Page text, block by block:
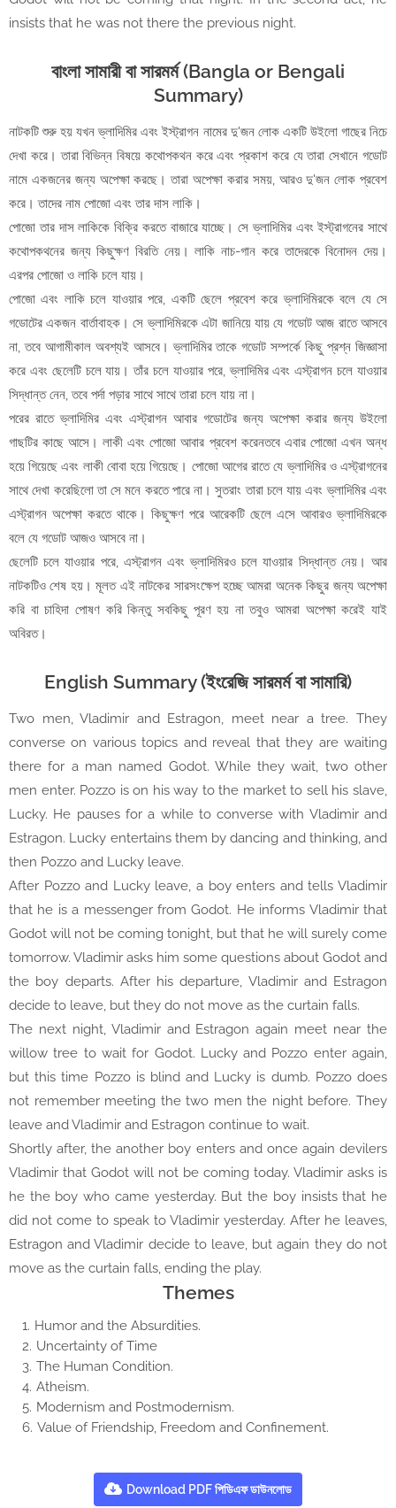
insists that he was not there the previous night.
বাংলা সামারী বা সারমর্ম (Bangla or Bengali
Summary)
নাটকটি শুরু হয় যখন ভ্লাদিমির এবং ইস্ট্রাগন নামের দু'জন লোক একটি উইলো গাছের নিচে
দেখা করে। তারা বিভিন্ন বিষয়ে কথোপকথন করে এবং প্রকাশ করে যে তারা সেখানে গডোট
নামে একজনের জন্য অপেক্ষা করছে। তারা অপেক্ষা করার সময়, আরও দু'জন লোক প্রবেশ
করে। তাদের নাম পোজো এবং তার দাস লাকি।
পোজো তার দাস লাকিকে বিক্রি করতে বাজারে যাচ্ছে। সে ভ্লাদিমির এবং ইস্ট্রাগনের সাথে
কথোপকথনের জন্য কিছুক্ষণ বিরতি নেয়। লাকি নাচ-গান করে তাদেরকে বিনোদন দেয়।
এরপর পোজো ও লাকি চলে যায়।
পোজো এবং লাকি চলে যাওয়ার পরে, একটি ছেলে প্রবেশ করে ভ্লাদিমিরকে বলে যে সে
গডোটের একজন বার্তাবাহক। সে ভ্লাদিমিরকে এটা জানিয়ে যায় যে গডোট আজ রাতে আসবে
না, তবে আগামীকাল অবশ্যই আসবে। ভ্লাদিমির তাকে গডোট সম্পর্কে কিছু প্রশ্ন জিজ্ঞাসা
করে এবং ছেলেটি চলে যায়। তাঁর চলে যাওয়ার পরে, ভ্লাদিমির এবং এস্ট্রাগন চলে যাওয়ার
সিদ্ধান্ত নেন, তবে পর্দা পড়ার সাথে সাথে তারা চলে যায় না।
পরের রাতে ভ্লাদিমির এবং এস্ট্রাগন আবার গডোটের জন্য অপেক্ষা করার জন্য উইলো
গাছটির কাছে আসে। লাকী এবং পোজো আবার প্রবেশ করেনতবে এবার পোজো এখন অন্ধ
হয়ে গিয়েছে এবং লাকী বোবা হয়ে গিয়েছে। পোজো আগের রাতে যে ভ্লাদিমির ও এস্ট্রাগনের
সাথে দেখা করেছিলো তা সে মনে করতে পারে না। সুতরাং তারা চলে যায় এবং ভ্লাদিমির এবং
এস্ট্রাগন অপেক্ষা করতে থাকে। কিছুক্ষণ পরে আরেকটি ছেলে এসে আবারও ভ্লাদিমিরকে
বলে যে গডোট আজও আসবে না।
ছেলেটি চলে যাওয়ার পরে, এস্ট্রাগন এবং ভ্লাদিমিরও চলে যাওয়ার সিদ্ধান্ত নেয়। আর
নাটকটিও শেষ হয়। মূলত এই নাটকের সারসংক্ষেপ হচ্ছে আমরা অনেক কিছুর জন্য অপেক্ষা
করি বা চাহিদা পোষণ করি কিন্তু সবকিছু পূরণ হয় না তবুও আমরা অপেক্ষা করেই যাই
অবিরত।
English Summary (ইংরেজি সারমর্ম বা সামারি)
Two men, Vladimir and Estragon, meet near a tree. They
converse on various topics and reveal that they are waiting
there for a man named Godot. While they wait, two other
men enter. Pozzo is on his way to the market to sell his slave,
Lucky. He pauses for a while to converse with Vladimir and
Estragon. Lucky entertains them by dancing and thinking, and
then Pozzo and Lucky leave.
After Pozzo and Lucky leave, a boy enters and tells Vladimir
that he is a messenger from Godot. He informs Vladimir that
Godot will not be coming tonight, but that he will surely come
tomorrow. Vladimir asks him some questions about Godot and
the boy departs. After his departure, Vladimir and Estragon
decide to leave, but they do not move as the curtain falls.
The next night, Vladimir and Estragon again meet near the
willow tree to wait for Godot. Lucky and Pozzo enter again,
but this time Pozzo is blind and Lucky is dumb. Pozzo does
not remember meeting the two men the night before. They
leave and Vladimir and Estragon continue to wait.
Shortly after, the another boy enters and once again devilers
Vladimir that Godot will not be coming today. Vladimir asks is
he the boy who came yesterday. But the boy insists that he
did not come to speak to Vladimir yesterday. After he leaves,
Estragon and Vladimir decide to leave, but again they do not
move as the curtain falls, ending the play.
Themes
Humor and the Absurdities.
Uncertainty of Time
The Human Condition.
Atheism.
Modernism and Postmodernism.
Value of Friendship, Freedom and Confinement.
Download PDF পিডিএফ ডাউনলোড